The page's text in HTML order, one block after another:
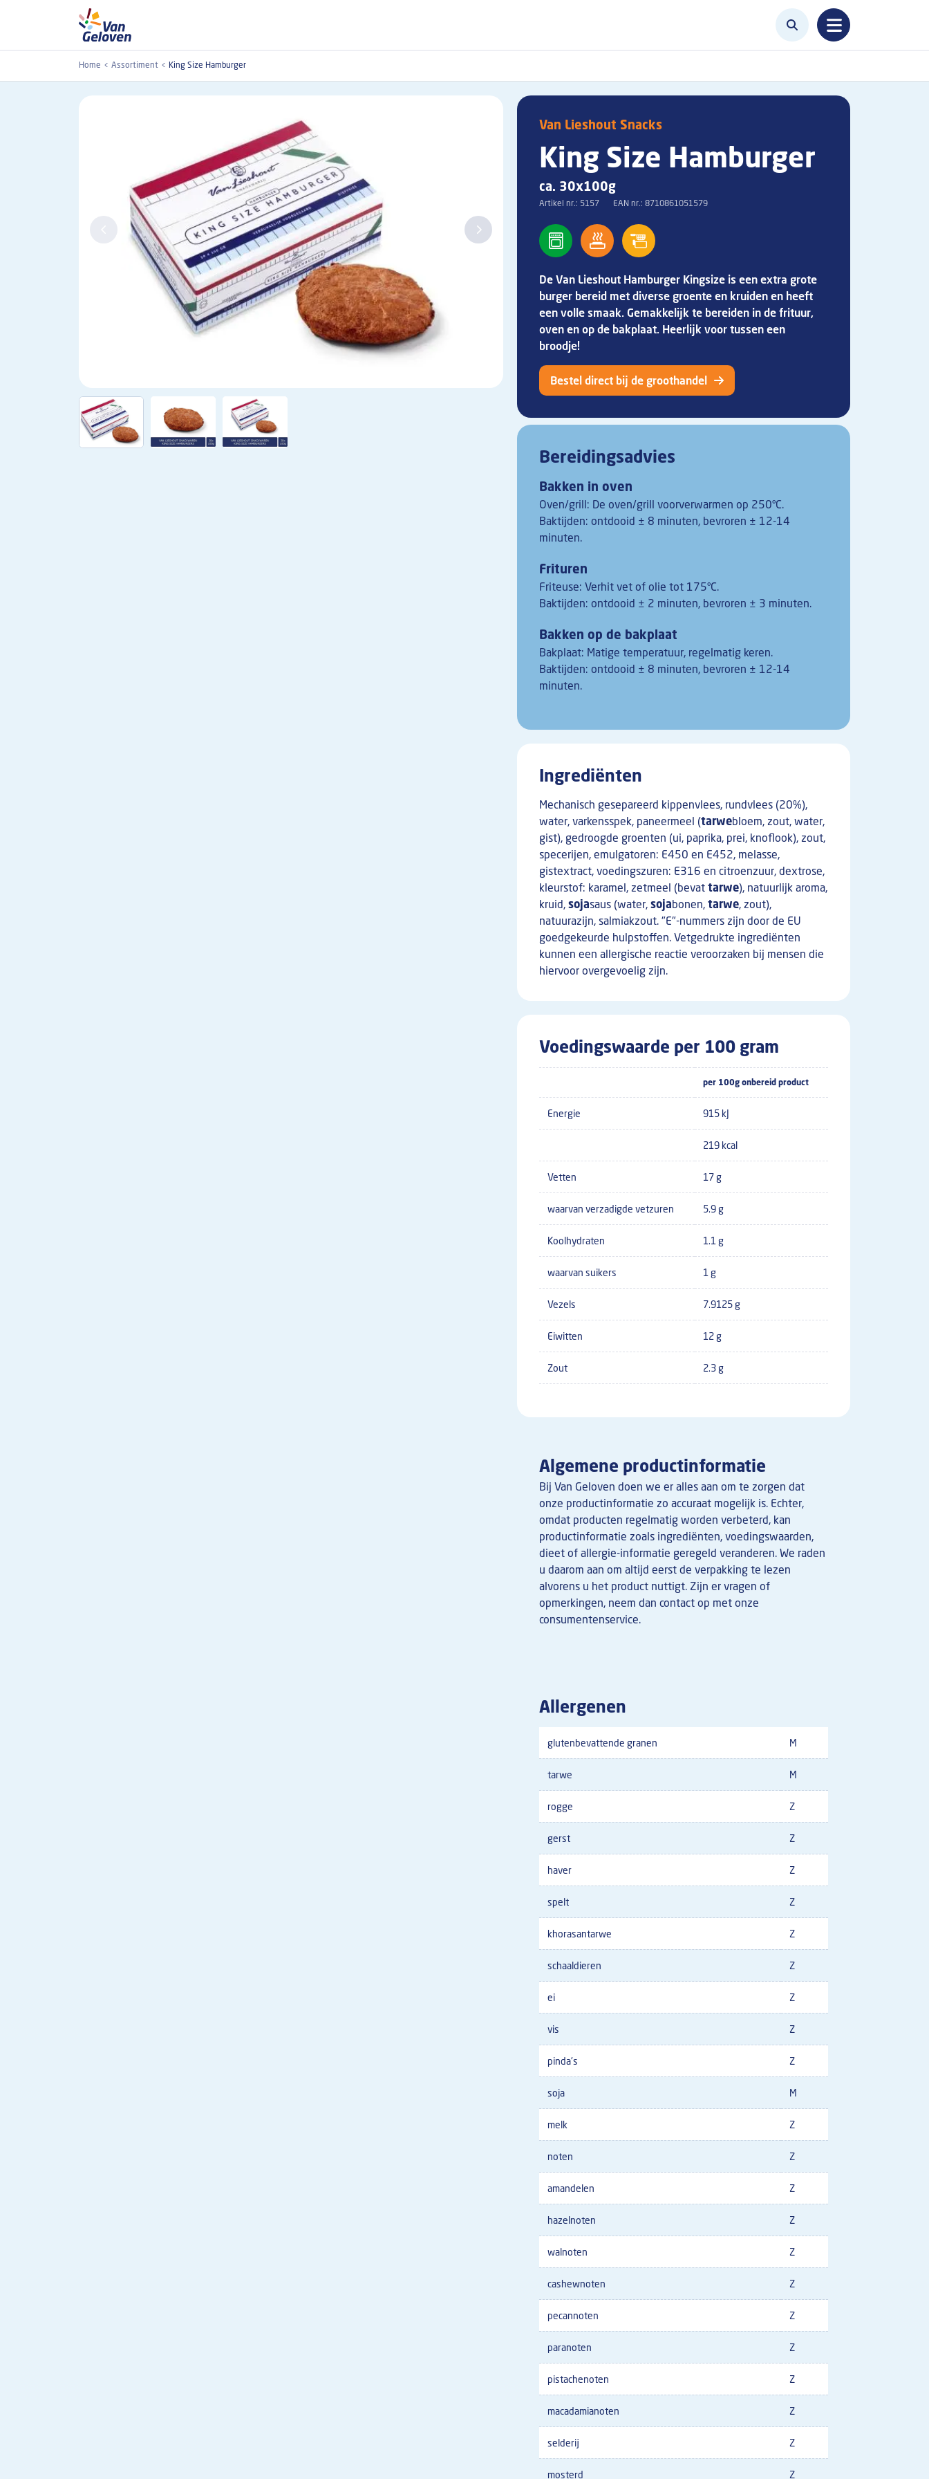
Overslaan en naar de inhoud gaan
Home Assortiment King Size Hamburger
Van Lieshout Snacks
King Size Hamburger
ca. 30x100g
Artikel nr.: 5157 EAN nr.: 8710861051579
De Van Lieshout Hamburger Kingsize is een extra grote
burger bereid met diverse groente en kruiden en heeft
een volle smaak. Gemakkelijk te bereiden in de frituur,
oven en op de bakplaat. Heerlijk voor tussen een
broodje!
Bestel direct bij de groothandel
Bereidingsadvies
Bakken in oven
Oven/grill: De oven/grill voorverwarmen op 250°C.
Baktijden: ontdooid ± 8 minuten, bevroren ± 12-14
minuten.
Frituren
Friteuse: Verhit vet of olie tot 175°C.
Baktijden: ontdooid ± 2 minuten, bevroren ± 3 minuten.
Bakken op de bakplaat
Bakplaat: Matige temperatuur, regelmatig keren.
Baktijden: ontdooid ± 8 minuten, bevroren ± 12-14
minuten.
Ingrediënten
Mechanisch gesepareerd kippenvlees, rundvlees (20%),
water, varkensspek, paneermeel (tarwebloem, zout, water,
gist), gedroogde groenten (ui, paprika, prei, knoflook), zout,
specerijen, emulgatoren: E450 en E452, melasse,
gistextract, voedingszuren: E316 en citroenzuur, dextrose,
kleurstof: karamel, zetmeel (bevattarwe), natuurlijk aroma,
kruid,sojasaus (water,sojabonen,tarwe, zout),
natuurazijn, salmiakzout. "E"-nummers zijn door de EU
goedgekeurde hulpstoffen. Vetgedrukte ingrediënten
kunnen een allergische reactie veroorzaken bij mensen die
hiervoor overgevoelig zijn.
Voedingswaarde per 100 gram
per 100g onbereid product
Energie 915 kJ
219 kcal
Vetten 17 g
waarvan verzadigde vetzuren 5.9 g
Koolhydraten 1.1 g
waarvan suikers 1 g
Vezels 7.9125 g
Eiwitten 12 g
Zout 2.3 g
Algemene productinformatie
Bij Van Geloven doen we er alles aan om te zorgen dat
onze productinformatie zo accuraat mogelijk is. Echter,
omdat producten regelmatig worden verbeterd, kan
productinformatie zoals ingrediënten, voedingswaarden,
dieet of allergie-informatie geregeld veranderen. We raden
u daarom aan om altijd eerst de verpakking te lezen
alvorens u het product nuttigt. Zijn er vragen of
opmerkingen, neem dan contact op met onze
consumentenservice.
Allergenen
glutenbevattende granen M
tarwe M
rogge Z
gerst Z
haver Z
spelt Z
khorasantarwe Z
schaaldieren Z
ei Z
vis Z
pinda's Z
soja M
melk Z
noten Z
amandelen Z
hazelnoten Z
walnoten Z
cashewnoten Z
pecannoten Z
paranoten Z
pistachenoten Z
macadamianoten Z
selderij Z
mosterd Z